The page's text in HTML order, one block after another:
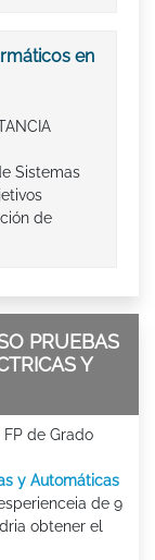
en
Sistemas
de
PRUEBAS
Y
de Grado
y Automáticas
de 9
obtener el